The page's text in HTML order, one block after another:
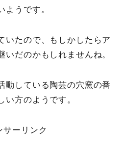
ようです。
いたので、もしかしたらア
いだのかもしれませんね。
動している陶芸の穴窯の番
い方のようです。
サーリンク